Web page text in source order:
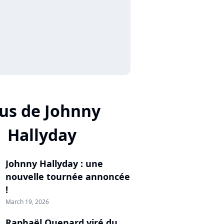
de Johnny
Hallyday
Johnny Hallyday : une
nouvelle tournée annoncée
!
March 19, 2026